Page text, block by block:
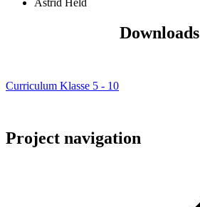
Downloads
Curriculum Klasse 5 - 10
Project navigation